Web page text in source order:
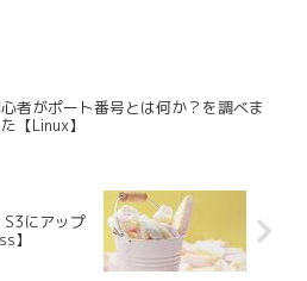
者がポート番号とは何か？を調べま
【Linux】
にアップ
】